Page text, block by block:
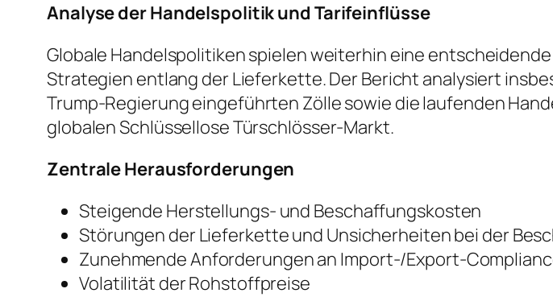
Analyse der Handelspolitik und Tarifeinflüsse
Globale Handelspolitiken spielen weiterhin eine
Strategien entlang der Lieferkette. Der Bericht analysiert
Trump-Regierung eingeführten Zölle sowie die laufenden
globalen Schlüssellose Türschlösser-Markt.
Zentrale Herausforderungen
Steigende Herstellungs- und Beschaffungskosten
Störungen der Lieferkette und Unsicherheiten bei der
Zunehmende Anforderungen an Import-/Export-
Volatilität der Rohstoffpreise